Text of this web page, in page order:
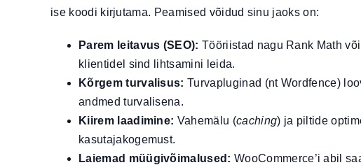
ise koodi kirjutama. Peamised võidud sinu jaoks on:
Parem leitavus (SEO): Tööriistad nagu Rank Math
klientidel sind lihtsamini leida.
Kõrgem turvalisus: Turvapluginad (nt Wordfence)
andmed turvalisena.
Kiirem laadimine: Vahemälu (caching) ja piltide
kasutajakogemust.
Laiemad müügivõimalused: WooCommerce’i abil